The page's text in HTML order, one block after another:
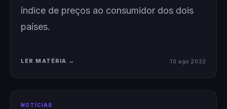
índice de preços ao consumidor dos dois
países.
LER MATÉRIA → 10 ago 2022
NOTÍCIAS